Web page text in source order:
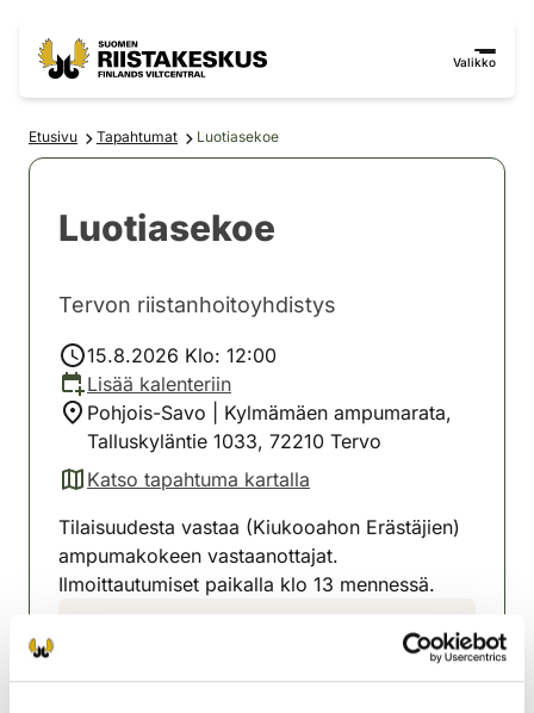
Valikko
Etusivu Tapahtumat Luotiasekoe
Luotiasekoe
Tervon riistanhoitoyhdistys
15.8.2026 Klo: 12:00
Lisää kalenteriin
Pohjois-Savo | Kylmämäen ampumarata,
Talluskyläntie 1033, 72210 Tervo
Katso tapahtuma kartalla
(avautuu uuteen välilehteen)
Tilaisuudesta vastaa (Kiukooahon Erästäjien)
ampumakokeen vastaanottajat.
Ilmoittautumiset paikalla klo 13 mennessä.